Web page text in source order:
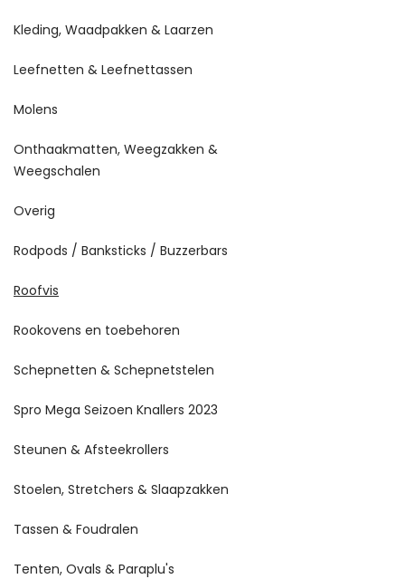
Kleding, Waadpakken & Laarzen
Leefnetten & Leefnettassen
Molens
Onthaakmatten, Weegzakken &
Weegschalen
Overig
Rodpods / Banksticks / Buzzerbars
Roofvis
Rookovens en toebehoren
Schepnetten & Schepnetstelen
Spro Mega Seizoen Knallers 2023
Steunen & Afsteekrollers
Stoelen, Stretchers & Slaapzakken
Tassen & Foudralen
Tenten, Ovals & Paraplu's